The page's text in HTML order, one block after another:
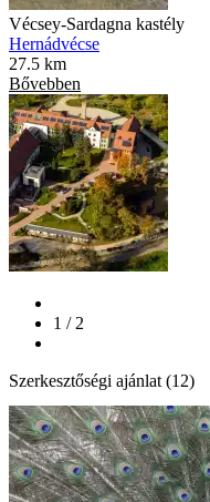
Vécsey-Sardagna kastély
Hernádvécse
27.5 km
Bővebben
1 / 2
Szerkesztőségi ajánlat (12)